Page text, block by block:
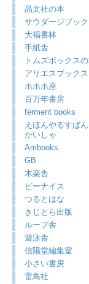
晶文社の本
サウダージブッ
大福書林
手紙舎
トムズボックス
アリエスブックス
ホホホ座
百万年書房
ferment books
えほんやるすば
かいしゃ
Ambooks
GB
木楽舎
ビーナイス
つるとはな
きじとら出版
ループ舎
遊泳舎
信陽堂編集室
小さい書房
雷鳥社